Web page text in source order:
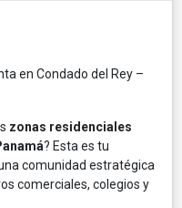
en Condado del Rey –
zonas residenciales
? Esta es tu
comunidad estratégica
comerciales, colegios y